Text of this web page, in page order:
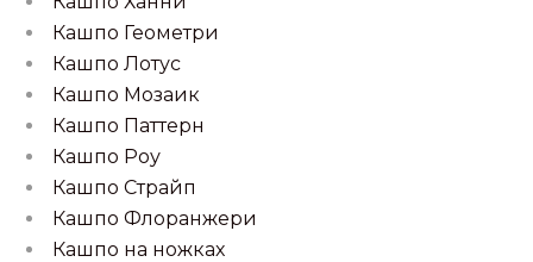
Кашпо Геометри
Кашпо Лотус
Кашпо Мозаик
Кашпо Паттерн
Кашпо Роу
Кашпо Страйп
Кашпо Флоранжери
Кашпо на ножках